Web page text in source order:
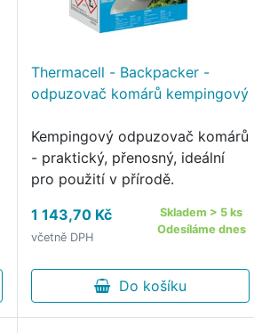
Thermacell - Backpacker -
odpuzovač komárů kempingový
Kempingový odpuzovač komárů
- praktický, přenosný, ideální
pro použití v přírodě.
1 143,70 Kč
včetně DPH
Skladem > 5 ks
Odesíláme dnes
Do košíku